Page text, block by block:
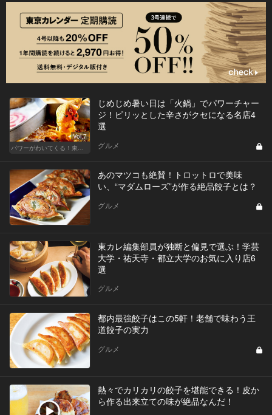
Vol.7
パワーがわいてくる！東京のおすすめ火鍋
じめじめ暑い日は「火鍋」でパワーチャー
ジ！ピリッとした辛さがクセになる名店4
選
グルメ
あのマツコも絶賛！トロットロで美味
い、“マダムローズ”が作る絶品餃子とは？
グルメ
東カレ編集部員が独断と偏見で選ぶ！学芸
大学・祐天寺・都立大学のお気に入り店6
選
グルメ
都内最強餃子はこの5軒！老舗で味わう王
道餃子の実力
グルメ
熱々でカリカリの餃子を堪能できる！皮か
ら作る出来立ての味が絶品なんだ！